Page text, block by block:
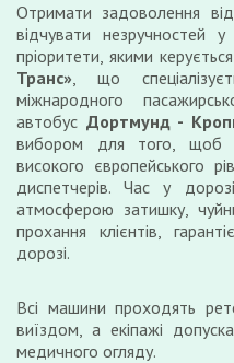
Отримати задоволення
відчувати незручностей
пріоритети, якими
Транс», що
міжнародного
автобус Дортмунд -
вибором для того, щоб
високого європейського
диспетчерів. Час у
атмосферою затишку,
прохання клієнтів,
дорозі.
Всі машини проходять
виїздом, а екіпажі
медичного огляду.